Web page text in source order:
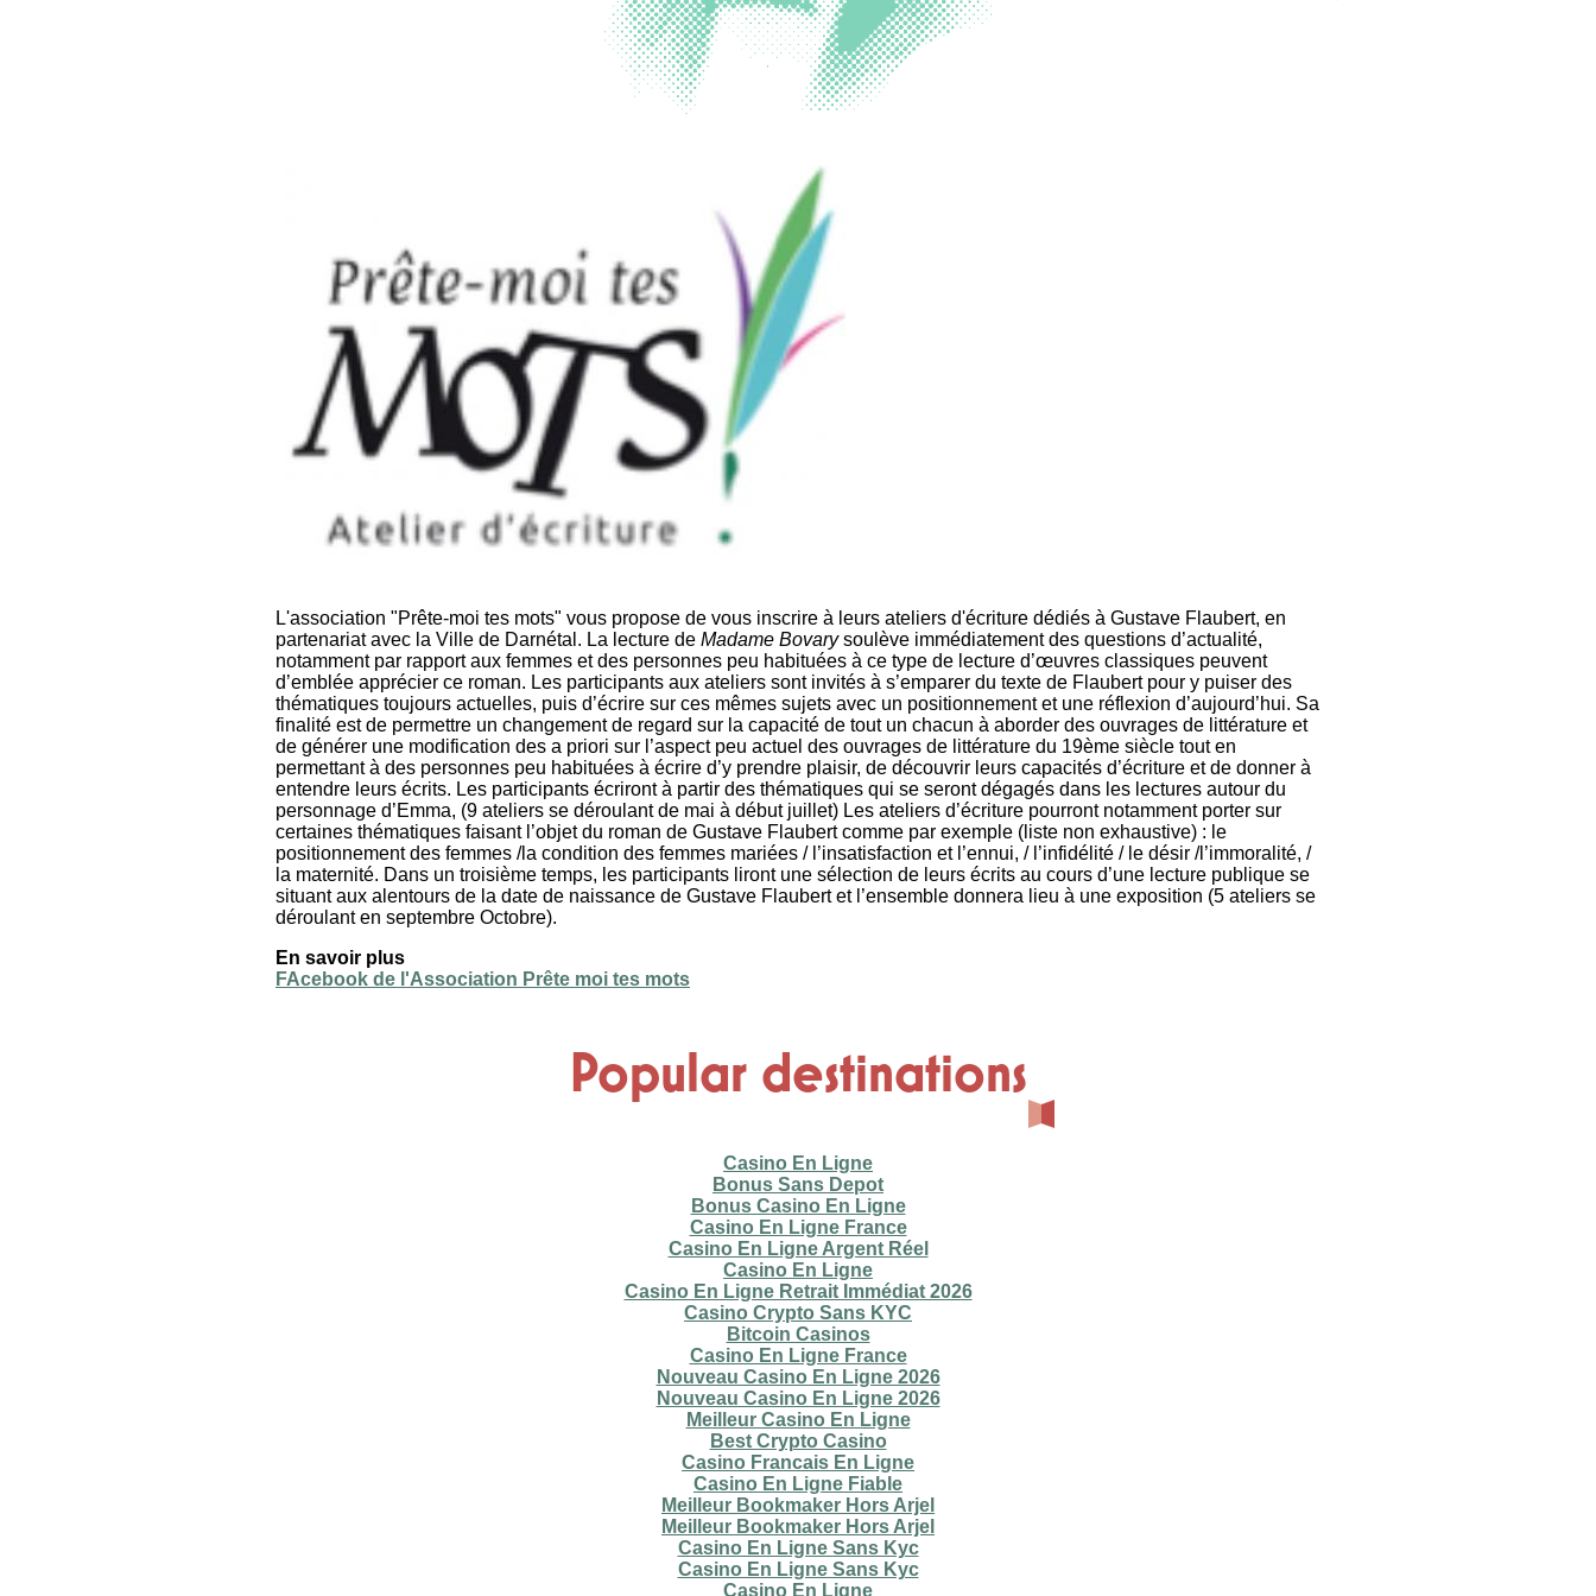
L'association "Prête-moi tes mots" vous propose de vous inscrire à leurs ateliers d'écriture dédiés à Gustave Flaubert, en
partenariat avec la Ville de Darnétal. La lecture de Madame Bovarysoulève immédiatement des questions d’actualité,
notamment par rapport aux femmes et des personnes peu habituées à ce type de lecture d’œuvres classiques peuvent
d’emblée apprécier ce roman. Les participants aux ateliers sont invités à s’emparer du texte de Flaubert pour y puiser des
thématiques toujours actuelles, puis d’écrire sur ces mêmes sujets avec un positionnement et une réflexion d’aujourd’hui. Sa
finalité est de permettre un changement de regard sur la capacité de tout un chacun à aborder des ouvrages de littérature et
de générer une modification des a priori sur l’aspect peu actuel des ouvrages de littérature du 19ème siècle tout en
permettant à des personnes peu habituées à écrire d’y prendre plaisir, de découvrir leurs capacités d’écriture et de donner à
entendre leurs écrits. Les participants écriront à partir des thématiques qui se seront dégagés dans les lectures autour du
personnage d’Emma, (9 ateliers se déroulant de mai à début juillet) Les ateliers d’écriture pourront notamment porter sur
certaines thématiques faisant l’objet du roman de Gustave Flaubert comme par exemple (liste non exhaustive) : le
positionnement des femmes /la condition des femmes mariées / l’insatisfaction et l’ennui, / l’infidélité / le désir /l’immoralité, /
la maternité. Dans un troisième temps, les participants liront une sélection de leurs écrits au cours d’une lecture publique se
situant aux alentours de la date de naissance de Gustave Flaubert et l’ensemble donnera lieu à une exposition (5 ateliers se
déroulant en septembre Octobre).
En savoir plus
FAcebook de l'Association Prête moi tes mots
Popular destinations
Casino En Ligne
Bonus Sans Depot
Bonus Casino En Ligne
Casino En Ligne France
Casino En Ligne Argent Réel
Casino En Ligne
Casino En Ligne Retrait Immédiat 2026
Casino Crypto Sans KYC
Bitcoin Casinos
Casino En Ligne France
Nouveau Casino En Ligne 2026
Nouveau Casino En Ligne 2026
Meilleur Casino En Ligne
Best Crypto Casino
Casino Francais En Ligne
Casino En Ligne Fiable
Meilleur Bookmaker Hors Arjel
Meilleur Bookmaker Hors Arjel
Casino En Ligne Sans Kyc
Casino En Ligne Sans Kyc
Casino En Ligne